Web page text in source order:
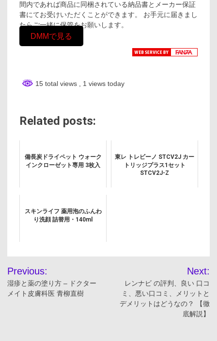
間内であれば商品に同梱されている納品書とメーカー保証
書にてお受けいただくことができます。 お手元に届きまし
たらご一緒に保管をお願いします。
DMMで見る
15 total views , 1 views today
Related posts:
備長炭ドライペット ウォーク
インクローゼット専用 3枚入
東レ トレビーノ STCV2J カー
トリッジプラス1セット
STCV2J-Z
スキンライフ 薬用泡のふんわ
り洗顔 詰替用・140ml
投
稿
Previous:
湿疹と薬の塗り方 – ドクター
メイト皮膚科医 青柳直樹
Next:
レンナビ の評判、良い 口コ
ミ、悪い口コミ、メリットと
デメリットはどうなの？ 【徹
底解説】